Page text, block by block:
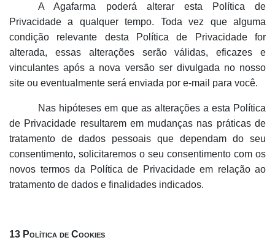
A Agafarma poderá alterar esta Política de
Privacidade a qualquer tempo. Toda vez que alguma
condição relevante desta Política de Privacidade for
alterada, essas alterações serão válidas, eficazes e
vinculantes após a nova versão ser divulgada no nosso
site ou eventualmente será enviada por e-mail para você.
Nas hipóteses em que as alterações a esta Política
de Privacidade resultarem em mudanças nas práticas de
tratamento de dados pessoais que dependam do seu
consentimento, solicitaremos o seu consentimento com os
novos termos da Política de Privacidade em relação ao
tratamento de dados e finalidades indicados.
13 Política de Cookies